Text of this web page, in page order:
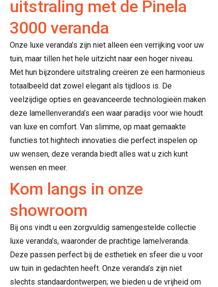
uitstraling met de Pinela
3000 veranda
Onze luxe veranda’s zijn niet alleen een verrijking voor uw
tuin, maar tillen het hele uitzicht naar een hoger niveau.
Met hun bijzondere uitstraling creëren ze een harmonieus
totaalbeeld dat zowel elegant als tijdloos is. De
veelzijdige opties en geavanceerde technologieën maken
deze lamellenveranda’s een waar paradijs voor wie houdt
van luxe en comfort. Van slimme, op maat gemaakte
functies tot hightech innovaties die perfect inspelen op
uw wensen, deze veranda biedt alles wat u zich kunt
wensen en meer.
Kom langs in onze
showroom
Bij ons vindt u een zorgvuldig samengestelde collectie
luxe veranda’s, waaronder de prachtige lamelveranda.
Deze passen perfect bij de esthetiek en sfeer die u voor
uw tuin in gedachten heeft. Onze veranda’s zijn niet
slechts standaardontwerpen; we bieden u de vrijheid om